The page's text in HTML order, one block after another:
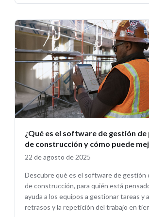
¿Qué es el software de gestión
de construcción y cómo puede
eficiencia en la obra?
22 de agosto de 2025
Descubre qué es el software de gestión
de construcción, para quién está
ayuda a los equipos a gestionar tareas y
retrasos y la repetición del trabajo en